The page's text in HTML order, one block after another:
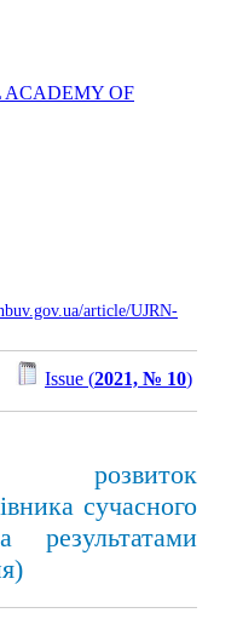
ACADEMY OF
article/UJRN-
Issue (2021, № 10)
розвиток
сучасного
результатами